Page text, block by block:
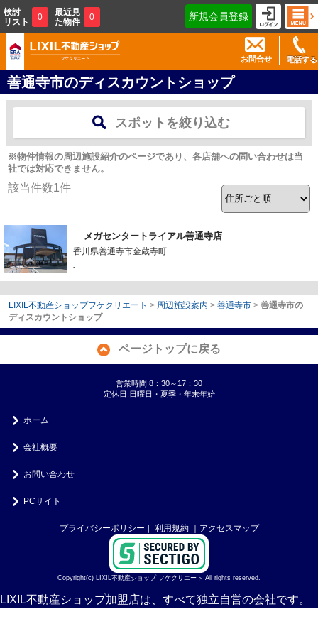
検討
リスト
0
最近見
た物件
0 新規会員登録
電話する
お問合せ
善通寺市のディスカウントショップ
スポットを絞り込む
※物件情報の周辺施設紹介のページであり、各店舗への問い合わせは当
社では対応できません。
該当件数1件
メガセンタートライアル善通寺店
香川県善通寺市金蔵寺町
-
LIXIL不動産ショップフケクリエート > 周辺施設案内 > 善通寺市 > 善通寺市の
ディスカウントショップ
ページトップに戻る
営業時間:8：30～17：30
定休日:日曜日・夏季・年末年始
ホーム
会社概要
お問い合わせ
PCサイト
プライバシーポリシー ｜ 利用規約 ｜アクセスマップ
Copyright(c) LIXIL不動産ショップ フケクリエート All rights reserved.
LIXIL不動産ショップ加盟店は、すべて独立自営の会社です。